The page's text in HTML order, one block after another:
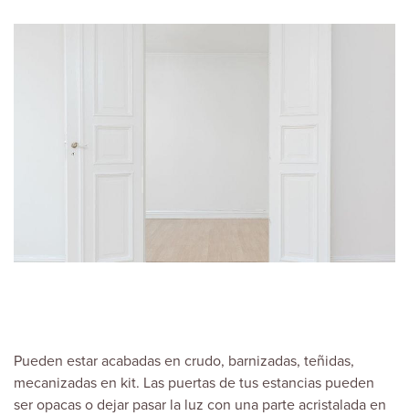
Pueden estar acabadas en crudo, barnizadas, teñidas,
mecanizadas en kit. Las puertas de tus estancias pueden
ser opacas o dejar pasar la luz con una parte acristalada en